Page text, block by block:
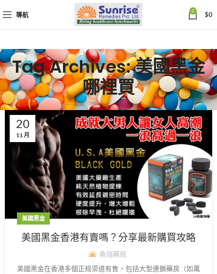
導航 0 $0
Tag Archives: 美國黑金
哪裡買
20
11 月
美國黑金
美國黑金香港有賣嗎？分享最新購買攻略
桑瑞藥局
美國黑金在香港多個正规渠道有售，包括大型連鎖藥房（如萬